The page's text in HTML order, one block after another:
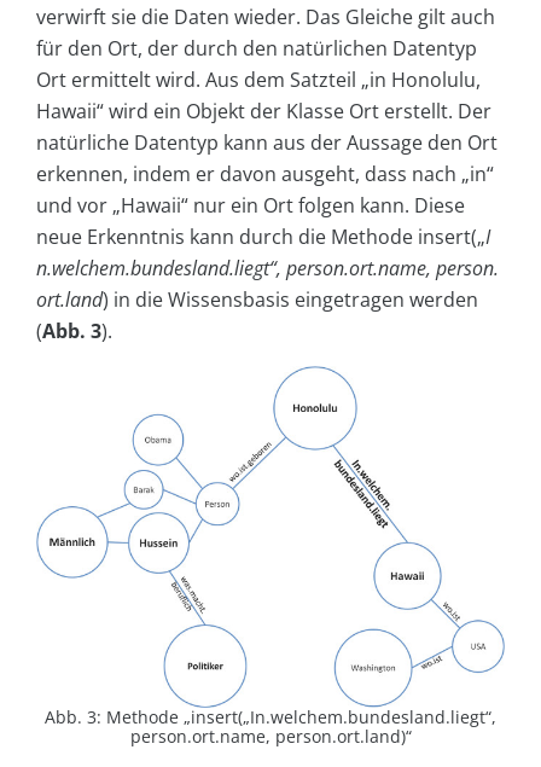
verwirft sie die Daten wieder. Das Gleiche gilt auch
für den Ort, der durch den natürlichen Datentyp
Ort ermittelt wird. Aus dem Satzteil „in Honolulu,
Hawaii“ wird ein Objekt der Klasse Ort erstellt. Der
natürliche Datentyp kann aus der Aussage den Ort
erkennen, indem er davon ausgeht, dass nach „in“
und vor „Hawaii“ nur ein Ort folgen kann. Diese
neue Erkenntnis kann durch die Methode insert(„I
n.welchem.bundesland.liegt“, person.ort.name, person.
ort.land) in die Wissensbasis eingetragen werden
(Abb. 3).
Abb. 3: Methode „insert(„In.welchem.bundesland.liegt“,
person.ort.name, person.ort.land)“